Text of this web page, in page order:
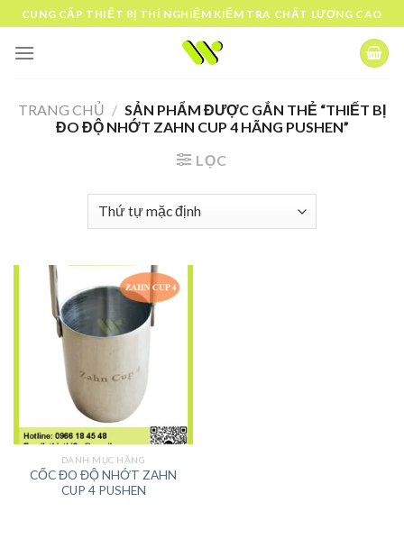
Skip
to
content
CUNG CẤP THIẾT BỊ THÍ NGHIỆM KIỂM TRA CHẤT LƯỢNG CAO
TRANG CHỦ / SẢN PHẨM ĐƯỢC GẮN THẺ “THIẾT BỊ
ĐO ĐỘ NHỚT ZAHN CUP 4 HÃNG PUSHEN”
LỌC
DANH MỤC HÃNG
CỐC ĐO ĐỘ NHỚT ZAHN
CUP 4 PUSHEN